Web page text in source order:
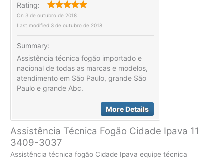
Rating:
On 3 de outubro de 2018
Last modified:3 de outubro de 2018
Summary:
Assistência técnica fogão importado e
nacional de todas as marcas e modelos,
atendimento em São Paulo, grande São
Paulo e grande Abc.
More Details
Assistência Técnica Fogão Cidade Ipava 11
3409-3037
Assistência técnica fogão Cidade Ipava equipe técnica